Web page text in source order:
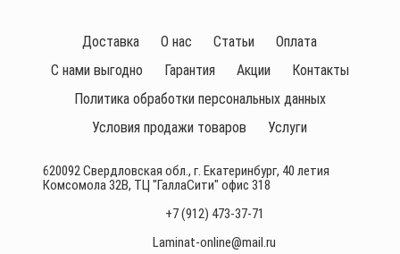
620092 Свердловская обл., г. Екатеринбург, 40 летия
Комсомола 32В, ТЦ "ГаллаСити" офис 318
+7 (912) 473-37-71
Laminat-online@mail.ru
Доставка О нас Статьи
Оплата
С нами выгодно
Гарантия Акции
Контакты
Политика обработки персональных данных
Условия продажи товаров
Услуги